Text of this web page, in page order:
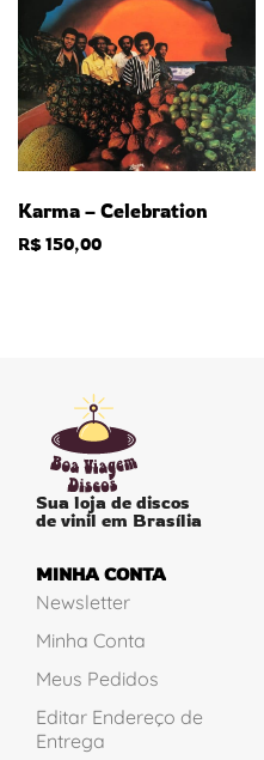
Karma – Celebration
R$150,00
Sua loja de discos
de vinil em Brasília
MINHA CONTA
Newsletter
Minha Conta
Meus Pedidos
Editar Endereço de
Entrega